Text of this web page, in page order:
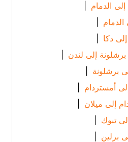
|
|
|
إلى لندن
|
|
|
ميلان |
|
|